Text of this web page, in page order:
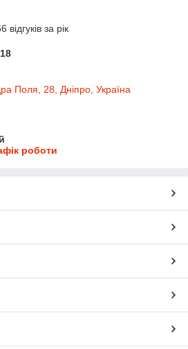
за рік
Поля, 28, Дніпро, Україна
роботи